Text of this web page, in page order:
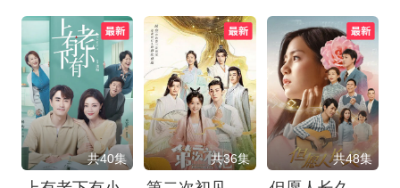
共40集 共36集 共48集